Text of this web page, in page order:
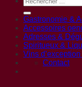
Gastronomie &
Accessoires
Adresses &
Spiritueux &
Vins
Contact